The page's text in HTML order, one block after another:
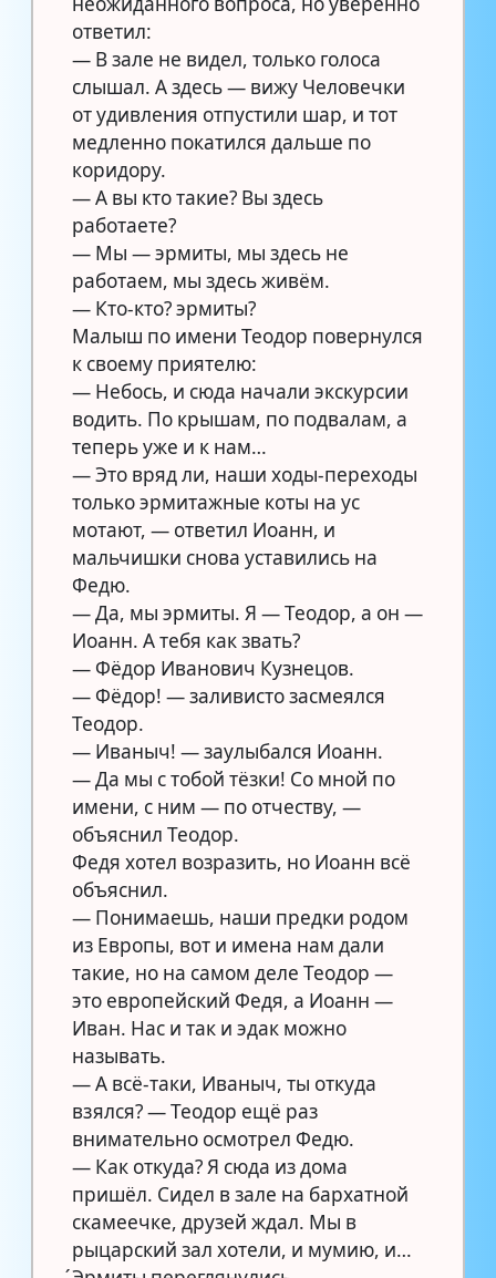
ответил:
— В зале не видел, только голоса
слышал. А здесь — вижу Человечки
от удивления отпустили шар, и тот
медленно покатился дальше по
коридору.
— А вы кто такие? Вы здесь
работаете?
— Мы — эрмиты, мы здесь не
работаем, мы здесь живём.
— Кто-кто? эрмиты?
Малыш по имени Теодор повернулся
к своему приятелю:
— Небось, и сюда начали экскурсии
водить. По крышам, по подвалам, а
теперь уже и к нам…
— Это вряд ли, наши ходы-переходы
только эрмитажные коты на ус
мотают, — ответил Иоанн, и
мальчишки снова уставились на
Федю.
— Да, мы эрмиты. Я — Теодор, а он —
Иоанн. А тебя как звать?
— Фёдор Иванович Кузнецов.
— Фёдор! — заливисто засмеялся
Теодор.
— Иваныч! — заулыбался Иоанн.
— Да мы с тобой тёзки! Со мной по
имени, с ним — по отчеству, —
объяснил Теодор.
Федя хотел возразить, но Иоанн всё
объяснил.
— Понимаешь, наши предки родом
из Европы, вот и имена нам дали
такие, но на самом деле Теодор —
это европейский Федя, а Иоанн —
Иван. Нас и так и эдак можно
называть.
— А всё-таки, Иваныч, ты откуда
взялся? — Теодор ещё раз
внимательно осмотрел Федю.
— Как откуда? Я сюда из дома
пришёл. Сидел в зале на бархатной
скамеечке, друзей ждал. Мы в
рыцарский зал хотели, и мумию, и…